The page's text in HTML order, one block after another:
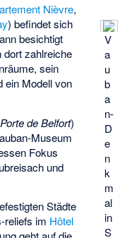
V
a
u
b
a
n-
D
e
n
k
m
al
in
S
Nièvre,
) befindet sich
besichtigt
dort zahlreiche
sein
ein Modell von
Porte de Belfort)
Museum
Fokus
und
Städte
reliefs im Hôtel